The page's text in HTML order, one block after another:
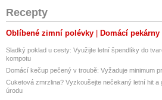
Recepty
Oblíbené zimní polévky Domácí pekárny
Sladký poklad u cesty: Využijte letní špendlíky do
kompotu
Domácí kečup pečený v troubě: Vyžaduje minimum
Cuketová zmrzlina? Vyzkoušejte nečekaný letní hit
úrodu